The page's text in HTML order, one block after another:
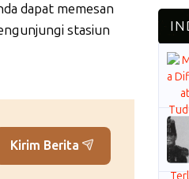
dapat memesan
stasiun
Kirim Berita